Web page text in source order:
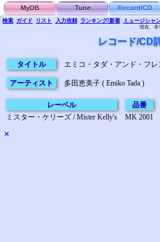
MyDB Tune Record/CD
検索 ガイド リスト 入力依頼 ランキング/新着 ミュージシャ
現在、非
レコード/CD
タイトル エミコ・タダ・アンド・フレ
アーティスト 多田恵美子 ( Emiko Tada )
レーベル
ミスター・ケリーズ / Mister Kelly's
品番
MK 2001
✕